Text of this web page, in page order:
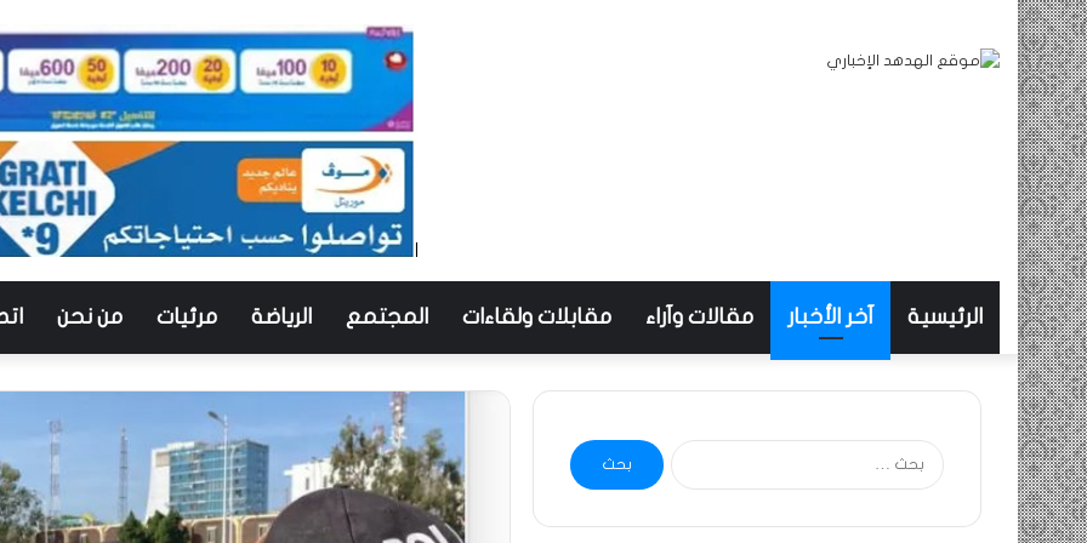
الرئيسية آخر الأخبار مقالات وآراء مقابلات ولقاءات المجتمع الرياضة مرئيات من نحن
البحث
عن: